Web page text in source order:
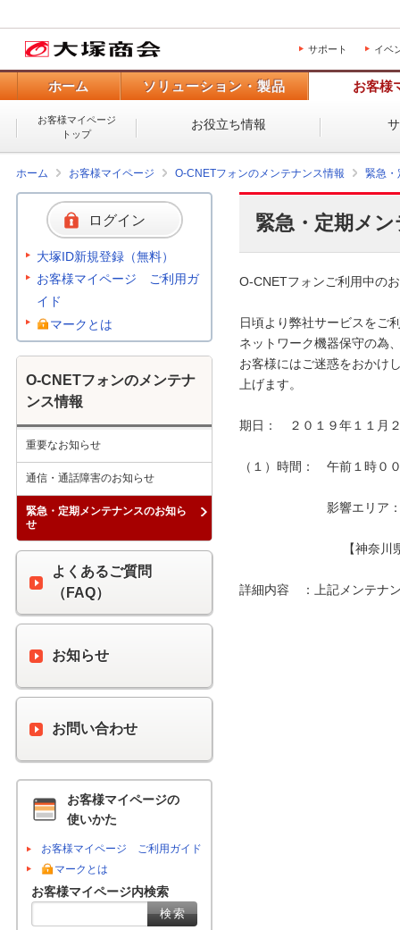
サポート イベ
ホーム ソリューション・製品 お客様
お客様マイページ
トップ
お役立ち情報
ホーム お客様マイページ O-CNETフォンのメンテナンス情報 緊急・
緊急・定期メ
O-CNETフォンご利用中の
日頃より弊社サービスをご
ネットワーク機器保守の為
お客様にはご迷惑をおかけ
上げます。
期日：　２０１９年１１月
（１）時間：　午前１時０
影響エリア：　下記
【神奈川県】
詳細内容　：上記メンテナ
ログイン
大塚ID新規登録（無料）
お客様マイページ ご利用ガ
イド
マークとは
O-CNETフォンのメンテナ
ンス情報
重要なお知らせ
通信・通話障害のお知らせ
緊急・定期メンテナンスのお知ら
せ
よくあるご質問
（FAQ）
お知らせ
お問い合わせ
お客様マイページの
使いかた
お客様マイページ ご利用ガイド
マークとは
お客様マイページ内検索